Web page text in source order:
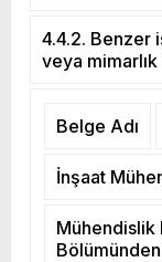
4.4.2. Benzer
veya
Belge Adı
İnşaat
Mühendislik